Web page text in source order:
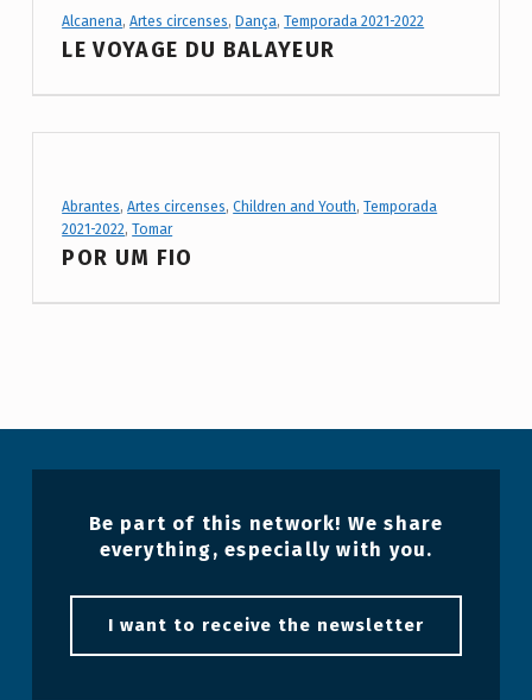
Project Category:
Alcanena,Artes circenses,Dança,Temporada 2021-2022
LE VOYAGE DU BALAYEUR
Project Category:
Abrantes,Artes circenses,Children and Youth,Temporada
2021-2022,Tomar
POR UM FIO
Be part of this network! We share
everything, especially with you.
I want to receive the newsletter